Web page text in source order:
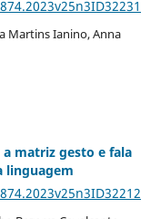
Martins Ianino, Anna
matriz gesto e fala
linguagem